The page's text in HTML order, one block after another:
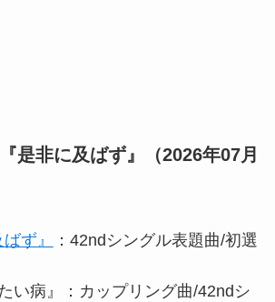
是非に及ばず』（2026年07月
ず』
：42ndシングル表題曲/初選
い病』：カップリング曲/42ndシ